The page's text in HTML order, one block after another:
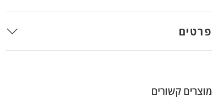
פרטים
מוצרים קשורים